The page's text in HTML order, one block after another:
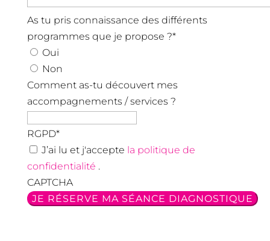
As tu pris connaissance des différents
programmes que je propose ?*
Oui
Non
Comment as-tu découvert mes
accompagnements / services ?
RGPD*
J’ai lu et j'accepte la politique de
confidentialité .
CAPTCHA